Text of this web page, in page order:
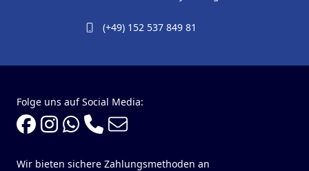
(+49) 152 537 849 81
Folge uns auf Social Media:
Wir bieten sichere Zahlungsmethoden an